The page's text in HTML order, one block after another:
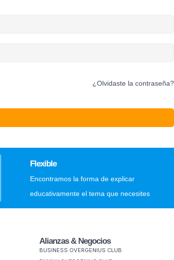
¿Olvidaste la contraseña?
Flexible
Encontramos la forma de explicar
educativamente el tema que necesites
Alianzas & Negocios
BUSINESS OVERGENIUS CLUB